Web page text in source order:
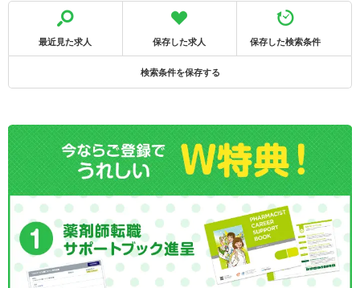
最近見た求人 保存した求人 保存した検索条件
検索条件を保存する